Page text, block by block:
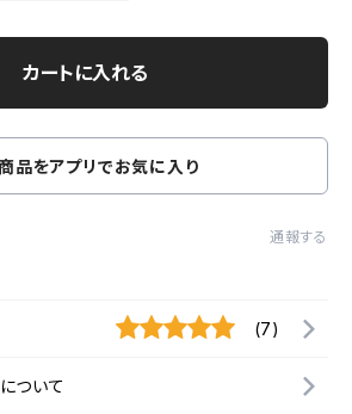
カートに入れる
品をアプリでお気に入り
通報する
(7)
ついて